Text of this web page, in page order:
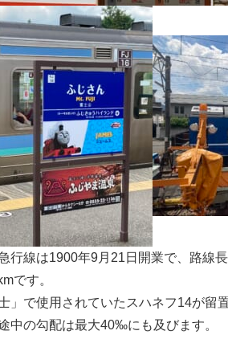
行線は1900年9月21日開業で、路線
です。
士」で使用されていたスハネフ14が
中の勾配は最大40‰にも及びます。